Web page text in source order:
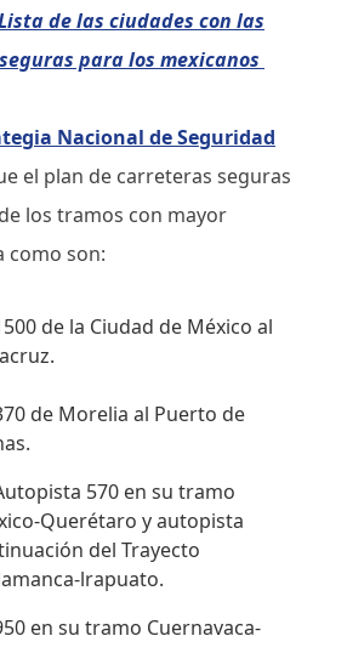
de las ciudades con las
para los mexicanos
Nacional de Seguridad
el plan de carreteras seguras
los tramos con mayor
como son:
de la Ciudad de México al
de Morelia al Puerto de
570 en su tramo
Querétaro y autopista
del Trayecto
lrapuato.
en su tramo Cuernavaca-